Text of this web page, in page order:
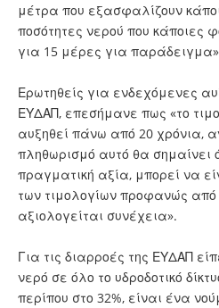
μέτρα που εξασφαλίζουν
ποσότητες νερού που κάποιες
για 15 μέρες για
Ερωτηθείς για ενδεχόμενες
ΕΥΔΑΠ, επεσήμανε πως «το
αυξηθεί πάνω από 20 χρόνια,
πληθωρισμό αυτό θα σημαίνει
πραγματική αξία, μπορεί να
των τιμολογίων προφανώς από
αξιολογείται συνέχεια».
Για τις διαρροές της ΕΥΔΑΠ
νερό σε όλο το υδροδοτικό
περίπου στο 32%, είναι ένα